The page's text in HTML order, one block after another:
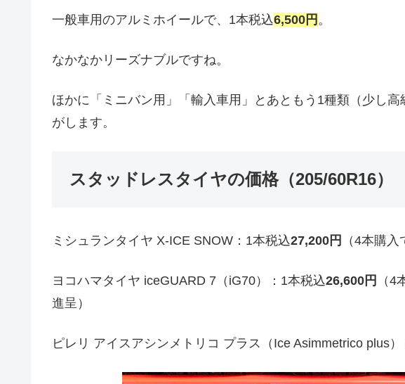
一般車用のアルミホイールで、1本税込6,500円 。
なかなかリーズナブルですね。
ほかに「ミニバン用」「輸入車用」とあともう1種類（少し
がします。
スタッドレスタイヤの価格（205/60R16）
ミシュランタイヤ X-ICE SNOW：1本税込27,200円 （4本購
ヨコハマタイヤ iceGUARD 7（iG70）：1本税込26,600円
（
進呈）
ピレリ アイスアシンメトリコ プラス（Ice Asimmetrico plus